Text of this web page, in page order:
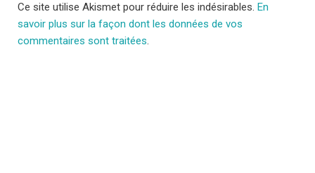
Ce site utilise Akismet pour réduire les indésirables. En
savoir plus sur la façon dont les données de vos
commentaires sont traitées.